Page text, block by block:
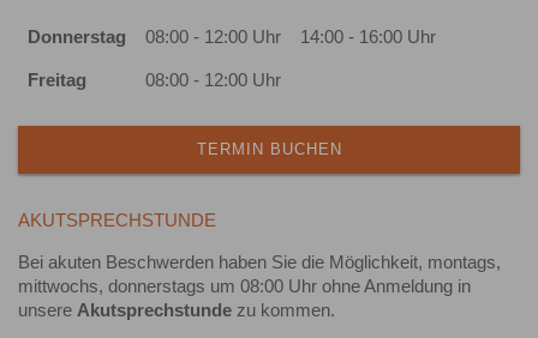
Donnerstag 08:00 - 12:00 Uhr 14:00 - 16:00 Uhr
Freitag 08:00 - 12:00 Uhr
TERMIN BUCHEN
AKUTSPRECHSTUNDE
Bei akuten Beschwerden haben Sie die Möglichkeit, montags,
mittwochs, donnerstags um 08:00 Uhr ohne Anmeldung in
unsere Akutsprechstunde zu kommen.